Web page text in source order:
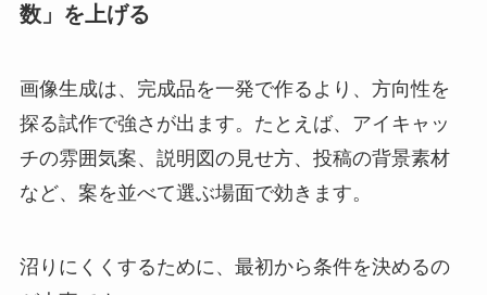
数」を上げる
画像生成は、完成品を一発で作るより、方向性を
探る試作で強さが出ます。たとえば、アイキャッ
チの雰囲気案、説明図の見せ方、投稿の背景素材
など、案を並べて選ぶ場面で効きます。
沼りにくくするために、最初から条件を決めるの